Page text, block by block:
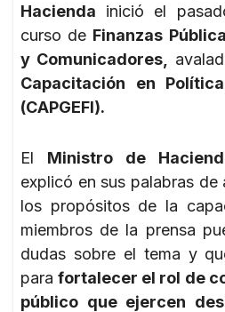
Hacienda inició el
curso de Finanzas
y Comunicadores,
Capacitación en
(CAPGEFI).
El Ministro de
explicó en sus palabras de
los propósitos de la
miembros de la prensa
dudas sobre el tema y
parafortalecer el rol de
público que ejercen